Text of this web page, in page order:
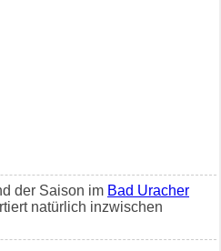
der Saison im Bad Uracher
natürlich inzwischen